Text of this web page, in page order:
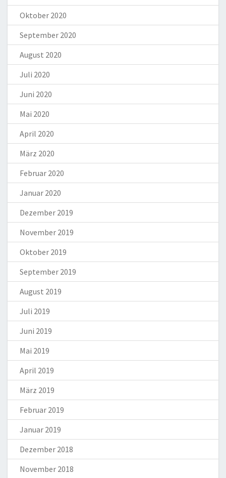
Oktober 2020
September 2020
August 2020
Juli 2020
Juni 2020
Mai 2020
April 2020
März 2020
Februar 2020
Januar 2020
Dezember 2019
November 2019
Oktober 2019
September 2019
August 2019
Juli 2019
Juni 2019
Mai 2019
April 2019
März 2019
Februar 2019
Januar 2019
Dezember 2018
November 2018